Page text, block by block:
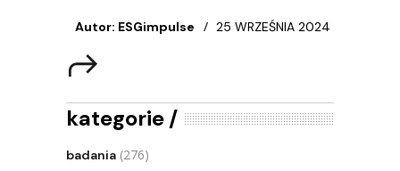
Autor: ESGimpulse 25 WRZEŚNIA 2024
kategorie
badania (276)